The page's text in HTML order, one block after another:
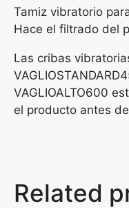
Tamiz vibratorio
Hace el filtrado del
Las cribas
VAGLIOALTO600
el producto antes
Related